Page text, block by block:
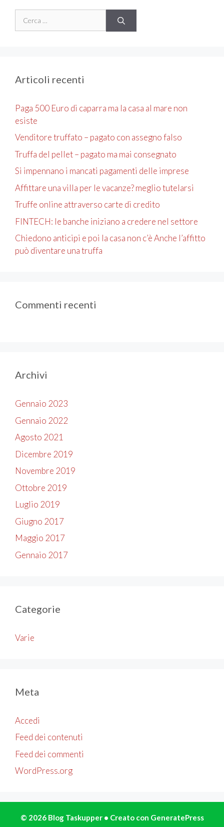
Articoli recenti
Paga 500 Euro di caparra ma la casa al mare non
esiste
Venditore truffato – pagato con assegno falso
Truffa del pellet – pagato ma mai consegnato
Si impennano i mancati pagamenti delle imprese
Affittare una villa per le vacanze? meglio tutelarsi
Truffe online attraverso carte di credito
FINTECH: le banche iniziano a credere nel settore
Chiedono anticipi e poi la casa non c’è Anche l’affitto
può diventare una truffa
Commenti recenti
Archivi
Gennaio 2023
Gennaio 2022
Agosto 2021
Dicembre 2019
Novembre 2019
Ottobre 2019
Luglio 2019
Giugno 2017
Maggio 2017
Gennaio 2017
Categorie
Varie
Meta
Accedi
Feed dei contenuti
Feed dei commenti
WordPress.org
© 2026 Blog Taskupper• Creato con GeneratePress